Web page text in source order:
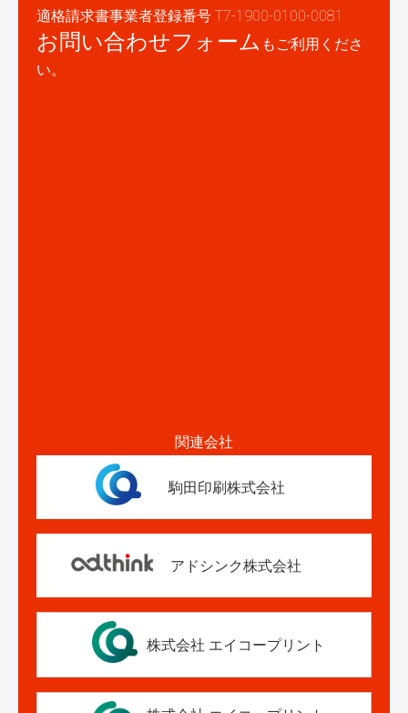
適格請求書事業者登録番号 T7-1900-0100-0081
お問い合わせフォーム もご利用くださ
い。
関連会社
駒田印刷株式会社
アドシンク株式会社
株式会社 エイコープリント